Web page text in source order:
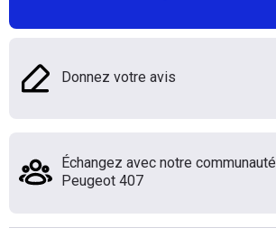
Donnez votre avis
Échangez avec notre communauté
Peugeot 407